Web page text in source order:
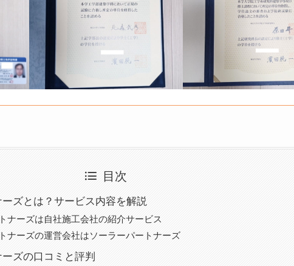
目次
ズとは？サービス内容を解説
ナーズは自社施工会社の紹介サービス
ナーズの運営会社はソーラーパートナーズ
ズの口コミと評判